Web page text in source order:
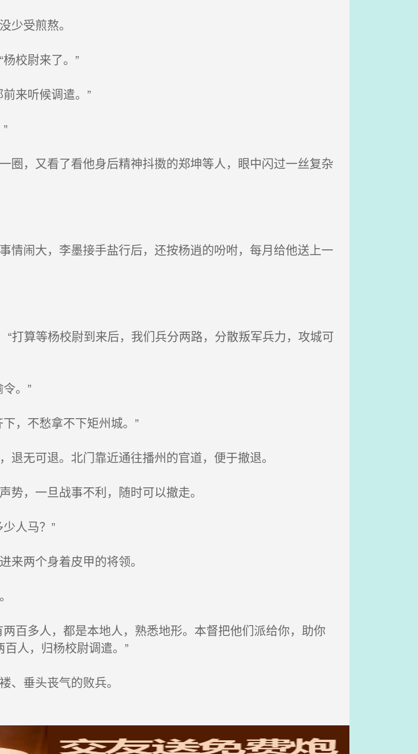
受煎熬。
校尉来了。”
来听候调遣。”
，又看了看他身后精神抖擞的郑坤等人，眼中闪过一丝复杂
闹大，李墨接手盐行后，还按杨逍的吩咐，每月给他送上一
打算等杨校尉到来后，我们兵分两路，分散叛军兵力，攻城可
。”
，不愁拿不下矩州城。”
无可退。北门靠近通往播州的官道，便于撤退。
，一旦战事不利，随时可以撤走。
人马？”
两个身着皮甲的将领。
百多人，都是本地人，熟悉地形。本督把他们派给你，助你
人，归杨校尉调遣。”
垂头丧气的败兵。